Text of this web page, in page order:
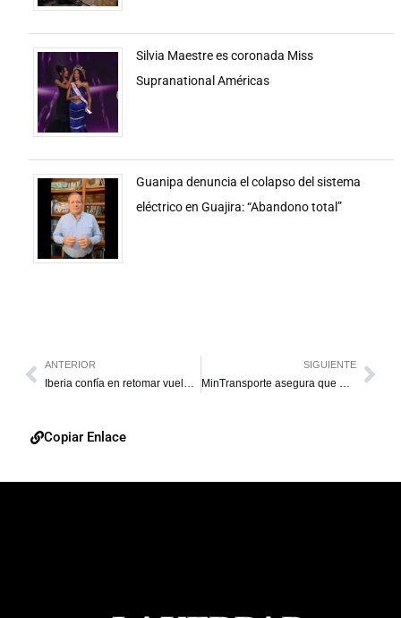
Silvia Maestre es coronada Miss
Supranational Américas
Guanipa denuncia el colapso del sistema
eléctrico en Guajira: “Abandono total”
ANTERIOR SIGUIENTE
Copiar Enlace